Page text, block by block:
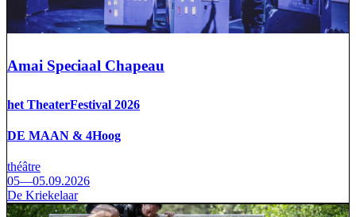
Amai Speciaal Chapeau
het TheaterFestival 2026
DE MAAN & 4Hoog
théâtre
05—05.09.2026
De Kriekelaar